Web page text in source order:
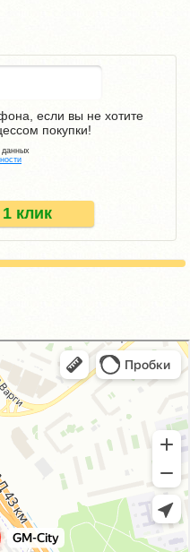
клик
если вы не хотите
покупки!
данных